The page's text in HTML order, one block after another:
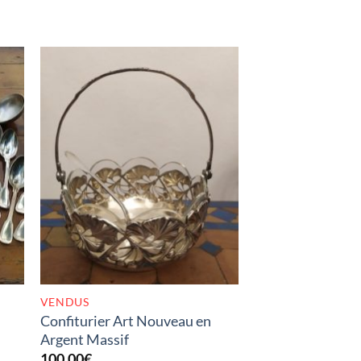
RUPTURE DE STOCK
VENDUS
Confiturier Art Nouveau en
Argent Massif